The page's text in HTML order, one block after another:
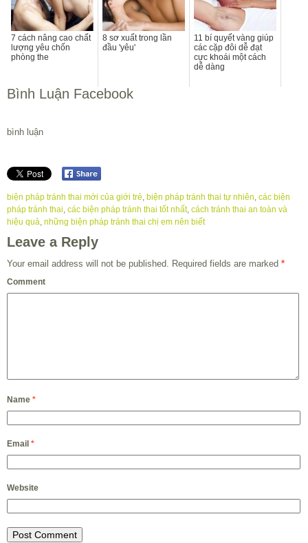
7 cách nâng cao chất
lượng yêu chốn
phòng the
8 sơ xuất trong lần
đầu 'yêu'
11 bí quyết vàng giúp
các cặp đôi dễ đạt
cực khoái một cách
dễ dàng
Bình Luận Facebook
bình luận
biện pháp tránh thai mới của giới trẻ, biện pháp tránh thai tự nhiên, các biện
pháp tránh thai, các biện pháp tránh thai tốt nhất, cách tránh thai an toàn và
hiệu quả, những biện pháp tránh thai chị em nên biết
Leave a Reply
Your email address will not be published. Required fields are marked *
Comment
Name *
Email *
Website